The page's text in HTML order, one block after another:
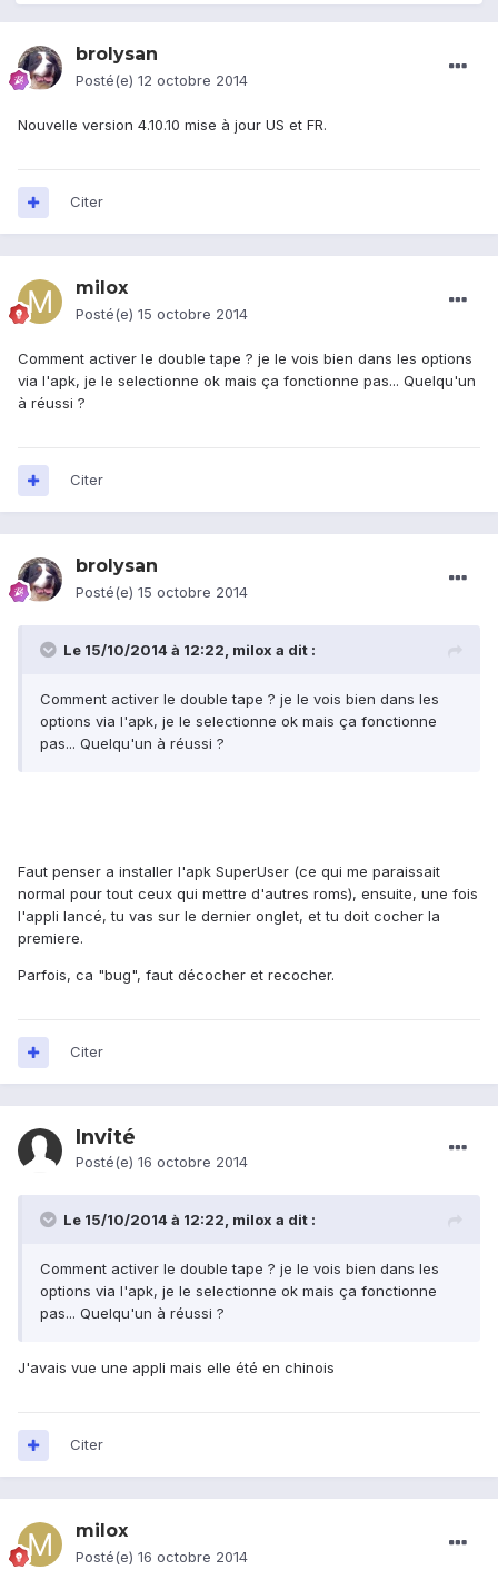
brolysan
Posté(e) 12 octobre 2014
Nouvelle version 4.10.10 mise à jour US et FR.
Citer
milox
Posté(e) 15 octobre 2014
Comment activer le double tape ? je le vois bien dans les options
via l'apk, je le selectionne ok mais ça fonctionne pas... Quelqu'un
à réussi ?
Citer
brolysan
Posté(e) 15 octobre 2014
Le 15/10/2014 à 12:22, milox a dit :
Comment activer le double tape ? je le vois bien dans les
options via l'apk, je le selectionne ok mais ça fonctionne
pas... Quelqu'un à réussi ?
Faut penser a installer l'apk SuperUser (ce qui me paraissait
normal pour tout ceux qui mettre d'autres roms), ensuite, une fois
l'appli lancé, tu vas sur le dernier onglet, et tu doit cocher la
premiere.
Parfois, ca "bug", faut décocher et recocher.
Citer
Invité
Posté(e) 16 octobre 2014
Le 15/10/2014 à 12:22, milox a dit :
Comment activer le double tape ? je le vois bien dans les
options via l'apk, je le selectionne ok mais ça fonctionne
pas... Quelqu'un à réussi ?
J'avais vue une appli mais elle été en chinois
Citer
milox
Posté(e) 16 octobre 2014